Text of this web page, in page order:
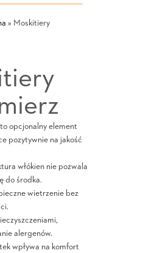
» Moskitiery
opcjonalny element
pozytywnie na jakość
włókien nie pozwala
do środka.
wietrzenie bez
alergenów.
wpływa na komfort